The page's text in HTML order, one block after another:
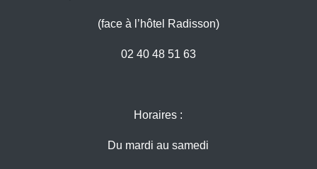
(face à l’hôtel Radisson)
02 40 48 51 63
Horaires :
Du mardi au samedi